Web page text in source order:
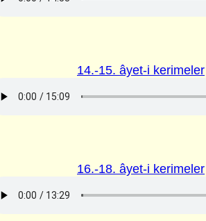
14.-15. âyet-i kerimeler
16.-18. âyet-i kerimeler